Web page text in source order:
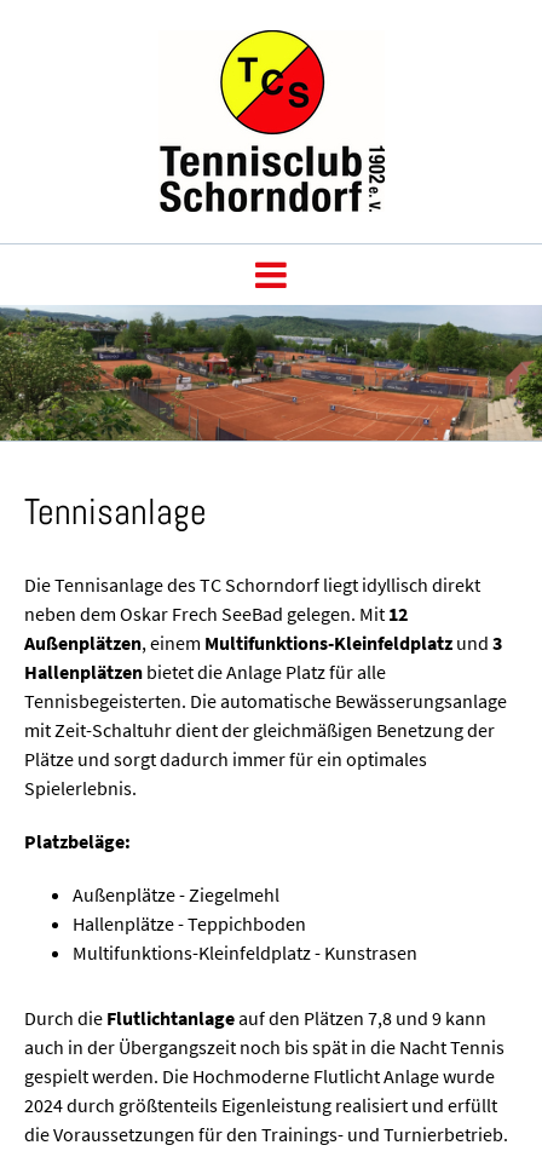
Tennisanlage
Die Tennisanlage des TC Schorndorf liegt idyllisch direkt
neben dem Oskar Frech SeeBad gelegen. Mit 12
Außenplätzen, einem Multifunktions-Kleinfeldplatz und 3
Hallenplätzen bietet die Anlage Platz für alle
Tennisbegeisterten. Die automatische Bewässerungsanlage
mit Zeit-Schaltuhr dient der gleichmäßigen Benetzung der
Plätze und sorgt dadurch immer für ein optimales
Spielerlebnis.
Platzbeläge:
Außenplätze - Ziegelmehl
Hallenplätze - Teppichboden
Multifunktions-Kleinfeldplatz - Kunstrasen
Durch die Flutlichtanlageauf den Plätzen 7,8 und 9 kann
auch in der Übergangszeit noch bis spät in die Nacht Tennis
gespielt werden. Die Hochmoderne Flutlicht Anlage wurde
2024 durch größtenteils Eigenleistung realisiert und erfüllt
die Voraussetzungen für den Trainings- und Turnierbetrieb.